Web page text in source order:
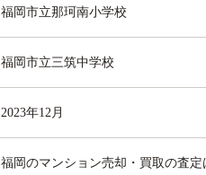
福岡市立那珂南小学校
福岡市立三筑中学校
2023年12月
福岡のマンション売却・買取の査